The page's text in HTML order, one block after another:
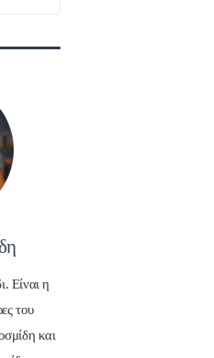
Είναι η
του
και